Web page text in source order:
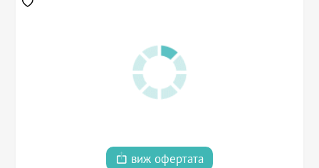
виж офертата